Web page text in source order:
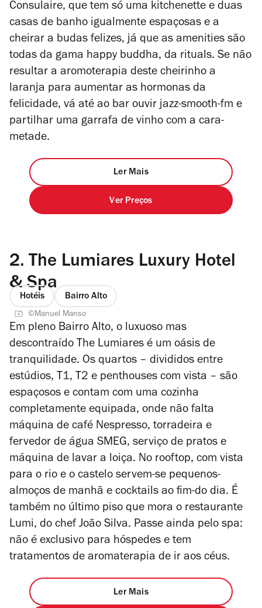
Consulaire, que tem só uma kitchenette e duas
casas de banho igualmente espaçosas e a
cheirar a budas felizes, já que as amenities são
todas da gama happy buddha, da rituals. Se não
resultar a aromoterapia deste cheirinho a
laranja para aumentar as hormonas da
felicidade, vá até ao bar ouvir jazz-smooth-fm e
partilhar uma garrafa de vinho com a cara-
metade.
Ler Mais
Ver Preços
2. The Lumiares Luxury Hotel
& Spa
Hotéis Bairro Alto
©Manuel Manso
Em pleno Bairro Alto, o luxuoso mas
descontraído The Lumiares é um oásis de
tranquilidade. Os quartos – divididos entre
estúdios, T1, T2 e penthouses com vista – são
espaçosos e contam com uma cozinha
completamente equipada, onde não falta
máquina de café Nespresso, torradeira e
fervedor de água SMEG, serviço de pratos e
máquina de lavar a loiça. No rooftop, com vista
para o rio e o castelo servem-se pequenos-
almoços de manhã e cocktails ao fim-do dia. É
também no último piso que mora o restaurante
Lumi, do chef João Silva. Passe ainda pelo spa:
não é exclusivo para hóspedes e tem
tratamentos de aromaterapia de ir aos céus.
Ler Mais